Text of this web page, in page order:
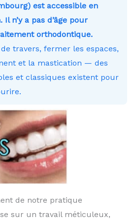
est accessible en
n’y a pas d’âge pour
orthodontique.
travers, fermer les espaces,
et la mastication — des
et classiques existent pour
de notre pratique
sur un travail méticuleux,